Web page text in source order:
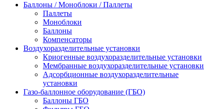
Баллоны / Моноблоки / Паллеты
Паллеты
Моноблоки
Баллоны
Компенсаторы
Воздухоразделительные установки
Криогенные воздухоразделительные установки
Мембранные воздухоразделительные установки
Адсорбционные воздухоразделительные
установки
Газо-баллонное оборудование (ГБО)
Баллоны ГБО